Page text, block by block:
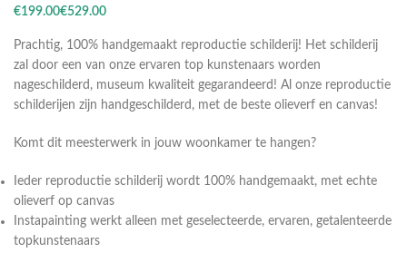
€ €
Prachtig, 100% handgemaakt reproductie schilderij! Het schilderij
zal door een van onze ervaren top kunstenaars worden
nageschilderd, museum kwaliteit gegarandeerd! Al onze reproductie
schilderijen zijn handgeschilderd, met de beste olieverf en canvas!
Komt dit meesterwerk in jouw woonkamer te hangen?
Ieder reproductie schilderij wordt 100% handgemaakt, met echte
olieverf op canvas
Instapainting werkt alleen met geselecteerde, ervaren, getalenteerde
topkunstenaars